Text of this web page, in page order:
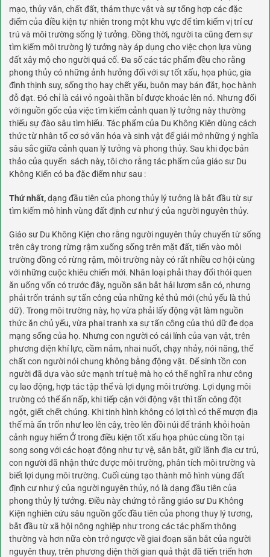
mạo, thủy văn, chất đất, thảm thực vật và sự tổng hợp các đặc
điểm của điều kiện tự nhiên trong một khu vực để tìm kiếm vị trí cư
trú và môi trường sống lý tưởng. Đồng thời, người ta cũng đem sự
tìm kiếm môi trường lý tưởng này áp dụng cho việc chọn lựa vùng
đất xây mộ cho người quá cố. Đa số các tác phẩm đều cho rằng
phong thủy có những ảnh hưởng đối với sự tốt xấu, họa phúc, gia
đình thịnh suy, sống thọ hay chết yếu, buôn may bán đắt, học hành
đỗ đạt. Đó chỉ là cái vỏ ngoài thần bí được khoác lên nó. Nhưng đối
với nguồn gốc của việc tìm kiếm cảnh quan lý tưởng này thường
thiếu sự đào sâu tìm hiểu. Tác phẩm của Du Không Kiên dùng cách
thức từ nhân tố cơ sở văn hóa và sinh vật để giải mở những ý nghĩa
sâu sắc giữa cảnh quan lý tưởng và phong thủy. Sau khi đọc bản
thảo của quyển sách này, tôi cho rằng tác phẩm của giáo sư Du
Không Kiến có ba đặc điểm như sau :
Thứ nhất,dạng đầu tiên của phong thủy lý tưởng là bắt đầu từ sự
tìm kiếm mô hình vùng đất định cư như ý của người nguyên thủy.
Giáo sư Du Không Kiện cho rằng người nguyên thủy chuyển từ sống
trên cây trong rừng rậm xuống sống trên mặt đất, tiến vào môi
trường đồng có rừng rậm, môi trường này có rất nhiều cơ hội cùng
với những cuộc khiêu chiến mới. Nhân loại phải thay đổi thói quen
ăn uống vốn có trước đây, nguồn săn bắt hải lượm sẵn có, nhưng
phải trốn tránh sự tấn công của những kẻ thủ mới (chủ yếu là thủ
dữ). Trong môi trường này, họ vừa phải lấy động vật làm nguồn
thức ăn chủ yếu, vừa phai tranh xa sự tấn công của thú dữ đe dọa
mạng sống của họ. Nhưng con người có cái lính của vạn vật, trên
phương diện khí lực, cầm nắm, nhai nuốt, chạy nhảy, nói năng, thể
chất con người nói chung không bằng động vật. Để sinh tồn con
người đã dựa vào sức mạnh trí tuệ mà họ có thể nghĩ ra như công
cụ lao động, hợp tác tập thể và lợi dụng môi trường. Lợi dụng môi
trường có thể ẩn nấp, khi tiếp cận với động vật thì tấn công đột
ngột, giết chết chúng. Khi tinh hình không có lợi thì có thể mượn địa
thế mà ẩn trốn như leo lên cây, trèo lên đồi núi để tránh khỏi hoàn
cảnh nguy hiểm Ở trong điều kiện tốt xấu họa phúc cùng tồn tại
song song với các hoạt động như tự vệ, săn bắt, giữ lãnh địa cư trú,
con người đã nhận thức được môi trường, phân tích môi trường và
biết lợi dụng môi trường. Cuối cùng tạo thành mô hình vùng đất
định cư như ý của người nguyên thủy, nó là dạng đầu tiên của
phong thủy lý tưởng. Điều này chứng tỏ rằng giáo sư Du Không
Kiện nghiên cứu sâu nguồn gốc đầu tiên của phong thuy lý tương,
bắt đầu từ xã hội nông nghiệp như trong các tác phẩm thông
thường và hơn nữa còn trở ngược về giai đoạn săn bắt của người
nguyên thuy, trên phương diện thời gian quả thật đã tiến triển hơn